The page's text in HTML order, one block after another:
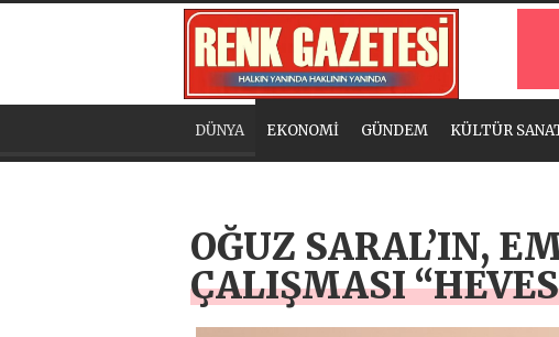
DÜNYA EKONOMİ GÜNDEM KÜLTÜR
OĞUZ SARAL’IN,
ÇALIŞMASI